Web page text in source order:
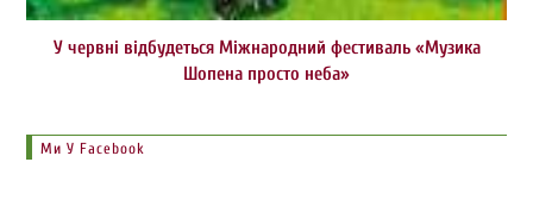
У червні відбудеться Міжнародний фестиваль «Музика
Шопена просто неба»
Ми У Facebook